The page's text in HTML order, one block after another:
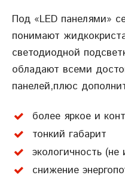
Под «LED панелями»
понимают
светодиодной
обладают всеми
панелей,плюс
более яркое и
тонкий габарит
экологичность (не
снижение